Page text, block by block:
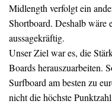
Midlength verfolgt ein
Shortboard. Deshalb wäre
aussagekräftig.
Unser Ziel war es, die
Boards herauszuarbeiten.
Surfboard am besten zu
nicht die höchste